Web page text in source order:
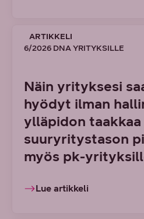
ARTIKKELI
6/2026 DNA YRITYKSILLE
Näin yrityksesi
hyödyt ilman
ylläpidon taakkaa
suuryritystason
myös pk-
Lue artikkeli